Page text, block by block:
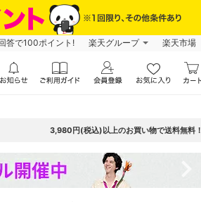
答で100ポイント! 楽天グループ 楽天市場
3,980円(税込)以上のお買い物で送料無料！